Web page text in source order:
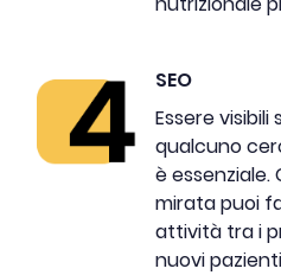
SEO
Essere
qualcuno
è essenziale.
mirata puoi
attività tra i
nuovi